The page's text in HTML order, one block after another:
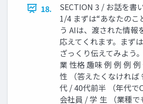
18.
SECTION 3 / お話を書
1/4 まずは“あなたのこ
う AIは、渡された情報
応えてくれます。まず
ざっくり伝えてみよう
業 性格 趣味 例 例 例
性 （答えたくなければ
代 / 40代前半 （年代で
会社員 / 学 ⽣ （業種で